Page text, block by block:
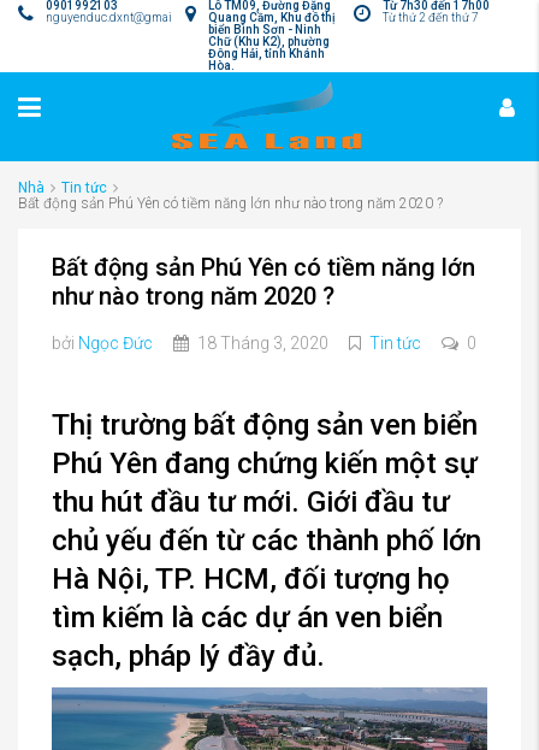
Từ 7h30 đến 17h00
Từ thứ 2 đến thứ 7
Lô TM09, Đường Đặng
Quang Cầm, Khu đô thị
biển Bình Sơn - Ninh
Chữ (Khu K2), phường
Đông Hải, tỉnh Khánh
Hòa.
0901992103
nguyenduc.dxnt@gmail.com
Nhà
Tin tức
Bất động sản Phú Yên có tiềm năng lớn như nào trong năm 2020 ?
Bất động sản Phú Yên có tiềm năng lớn
như nào trong năm 2020 ?
bởi Ngọc Đức 18 Tháng 3, 2020 Tin tức 0
Thị trường bất động sản ven biển
Phú Yên đang chứng kiến một sự
thu hút đầu tư mới. Giới đầu tư
chủ yếu đến từ các thành phố lớn
Hà Nội, TP. HCM, đối tượng họ
tìm kiếm là các dự án ven biển
sạch, pháp lý đầy đủ.